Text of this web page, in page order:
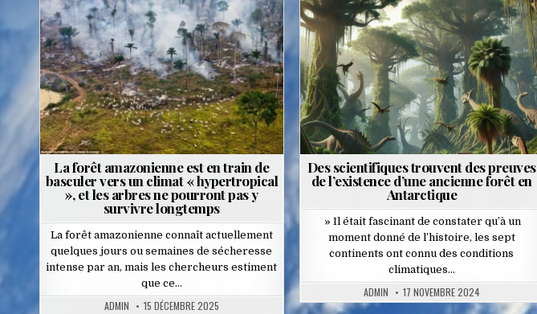
Posted
in
La forêt amazonienne est en train de
basculer vers un climat « hypertropical
», et les arbres ne pourront pas y
survivre longtemps
La forêt amazonienne connaît actuellement
quelques jours ou semaines de sécheresse
intense par an, mais les chercheurs estiment
que ce…
ADMIN 15 DÉCEMBRE 2025
Posted
in
Des scientifiques trouvent des preuves
de l’existence d’une ancienne forêt en
Antarctique
» Il était fascinant de constater qu’à un
moment donné de l’histoire, les sept
continents ont connu des conditions
climatiques…
ADMIN 17 NOVEMBRE 2024